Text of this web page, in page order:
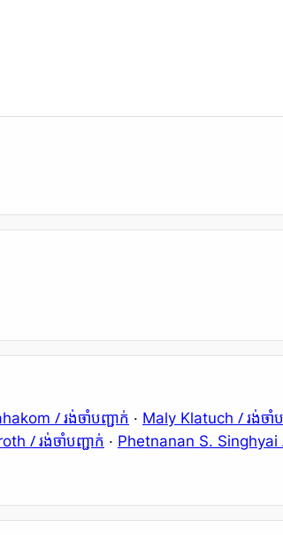
/ រង់ចាំបញ្ជាក់ · Maly Klatuch / រង់ចាំ
/ រង់ចាំបញ្ជាក់ · Phetnanan S. Singhyai